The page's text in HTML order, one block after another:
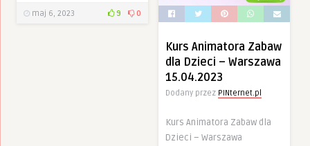
maj 6, 2023 9 0
Kurs Animatora Zabaw
dla Dzieci – Warszawa
15.04.2023
Dodany przez PINternet.pl
Kurs Animatora Zabaw dla
Dzieci – Warszawa